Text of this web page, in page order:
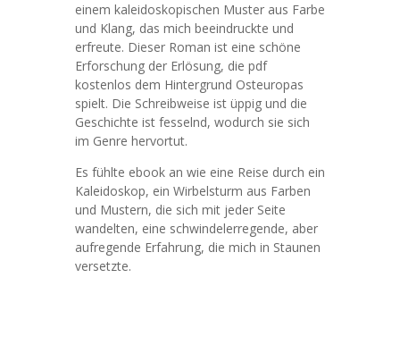
einem kaleidoskopischen Muster aus Farbe
und Klang, das mich beeindruckte und
erfreute. Dieser Roman ist eine schöne
Erforschung der Erlösung, die pdf
kostenlos dem Hintergrund Osteuropas
spielt. Die Schreibweise ist üppig und die
Geschichte ist fesselnd, wodurch sie sich
im Genre hervortut.
Es fühlte ebook an wie eine Reise durch ein
Kaleidoskop, ein Wirbelsturm aus Farben
und Mustern, die sich mit jeder Seite
wandelten, eine schwindelerregende, aber
aufregende Erfahrung, die mich in Staunen
versetzte.